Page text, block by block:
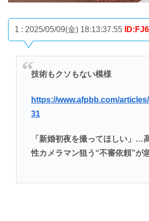
1 : 2025/05/09(金) 18:13:37.55
技術もクソもない模様
https://www.afpbb.com/
31
「新婚初夜を撮ってほしい」…
性カメラマン狙う“不審依頼”が